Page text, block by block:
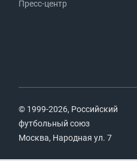
Пресс-центр
© 1999-2026, Российский
футбольный союз
Москва, Народная ул. 7